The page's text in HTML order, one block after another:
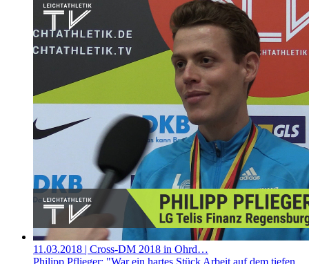
11.03.2018 | Cross-DM 2018 in Ohrd…
Philipp Pflieger: "War ein hartes Stück Arbeit auf dem tiefen